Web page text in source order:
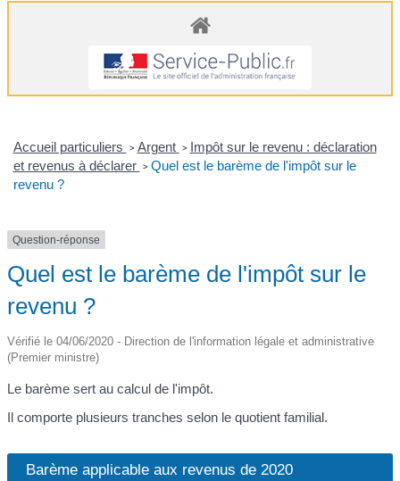
Accueil particuliers > Argent > Impôt sur le revenu : déclaration
et revenus à déclarer > Quel est le barème de l'impôt sur le
revenu ?
Question-réponse
Quel est le barème de l'impôt sur le
revenu ?
Vérifié le 04/06/2020 - Direction de l'information légale et administrative
(Premier ministre)
Le barème sert au calcul de l'impôt.
Il comporte plusieurs tranches selon le quotient familial.
Barème applicable aux revenus de 2020